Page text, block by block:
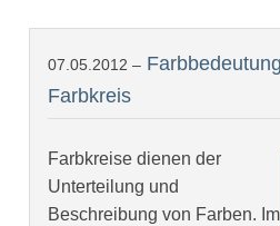
07.05.2012 –
Farbkreis
Farbkreise dienen der
Unterteilung und
Beschreibung von Farben. Im